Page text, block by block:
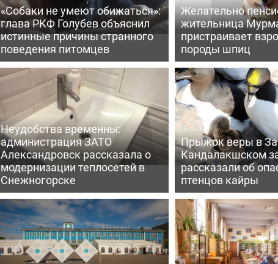
«Собаки не умеют обижаться»:
глава РКФ Голубев объяснил
истинные причины странного
поведения питомцев
Желательно
жительница
пристраивает
породы шпиц
Неудобства временны:
администрация ЗАТО
Александровск рассказала о
модернизации теплосетей в
Снежногорске
Прыжок веры в
Кандалакшском
рассказали об
птенцов кайры